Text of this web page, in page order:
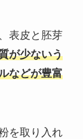
表皮と胚芽
が少ないう
などが豊富
を取り入れ